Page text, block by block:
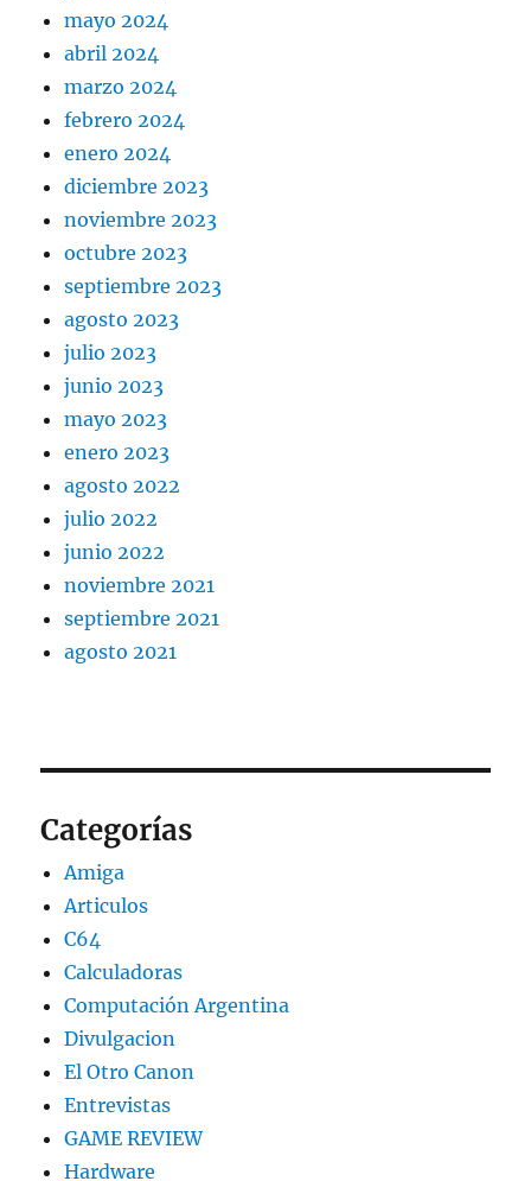
mayo 2024
abril 2024
marzo 2024
febrero 2024
enero 2024
diciembre 2023
noviembre 2023
octubre 2023
septiembre 2023
agosto 2023
julio 2023
junio 2023
mayo 2023
enero 2023
agosto 2022
julio 2022
junio 2022
noviembre 2021
septiembre 2021
agosto 2021
Categorías
Amiga
Articulos
C64
Calculadoras
Computación Argentina
Divulgacion
El Otro Canon
Entrevistas
GAME REVIEW
Hardware